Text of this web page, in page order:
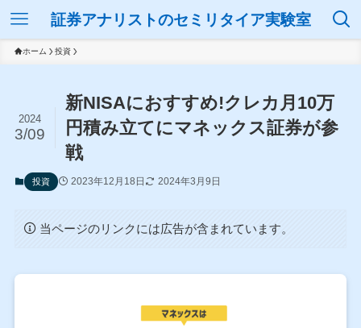
証券アナリストのセミリタイア実験室
ホーム 投資
新NISAにおすすめ!クレカ月10万
円積み立てにマネックス証券が参
戦
2024
3/09
投資 2023年12月18日 2024年3月9日
当ページのリンクには広告が含まれています。